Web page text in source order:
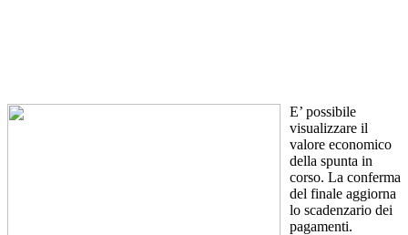
E’ possibile
visualizzare il
valore economico
della spunta in
corso. La conferma
del finale aggiorna
lo scadenzario dei
pagamenti.